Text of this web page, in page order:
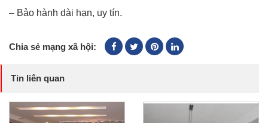
– Bảo hành dài hạn, uy tín.
Chia sẻ mạng xã hội:
Tin liên quan